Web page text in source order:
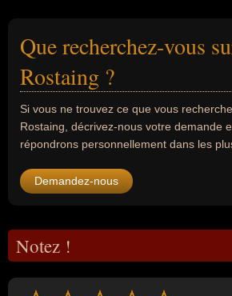
Que recherchez-vous
Rostaing ?
Si vous ne trouvez ce que vous
Rostaing, décrivez-nous votre demande
répondrons personnellement dans les
Demandez-nous
Notez !